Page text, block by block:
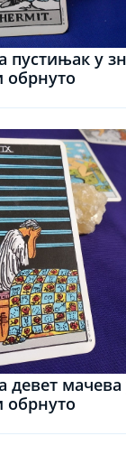
пустињак у
обрнуто
девет
обрнуто